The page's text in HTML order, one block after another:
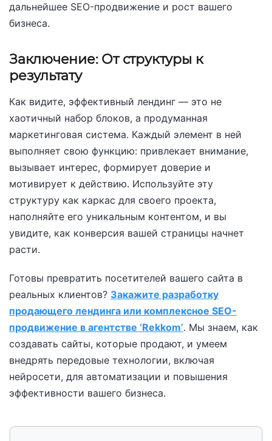
дальнейшее SEO-продвижение и рост вашего
бизнеса.
Заключение: От структуры к
результату
Как видите, эффективный лендинг — это не
хаотичный набор блоков, а продуманная
маркетинговая система. Каждый элемент в ней
выполняет свою функцию: привлекает внимание,
вызывает интерес, формирует доверие и
мотивирует к действию. Используйте эту
структуру как каркас для своего проекта,
наполняйте его уникальным контентом, и вы
увидите, как конверсия вашей страницы начнет
расти.
Готовы превратить посетителей вашего сайта в
реальных клиентов? Закажите разработку
продающего лендинга или комплексное SEO-
продвижение в агентстве ‘Rekkom’. Мы знаем, как
создавать сайты, которые продают, и умеем
внедрять передовые технологии, включая
нейросети, для автоматизации и повышения
эффективности вашего бизнеса.